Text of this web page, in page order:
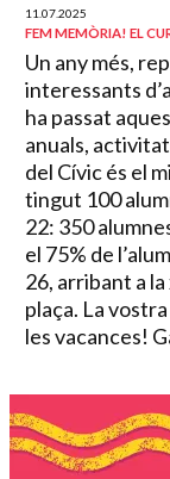
11.07.2025
FEM MEMÒRIA! EL
Un any més,
interessants
ha passat
anuals,
del Cívic és el
tingut 100
22: 350
el 75% de
26, arribant a
plaça. La
les vacances!